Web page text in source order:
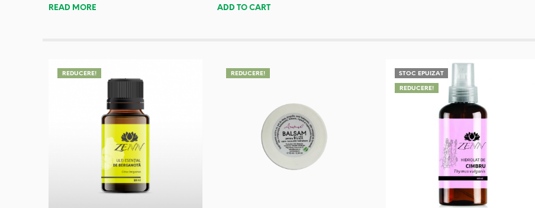
READ MORE
ADD TO CART
REDUCERE! REDUCERE! STOC EPUIZAT
REDUCERE!